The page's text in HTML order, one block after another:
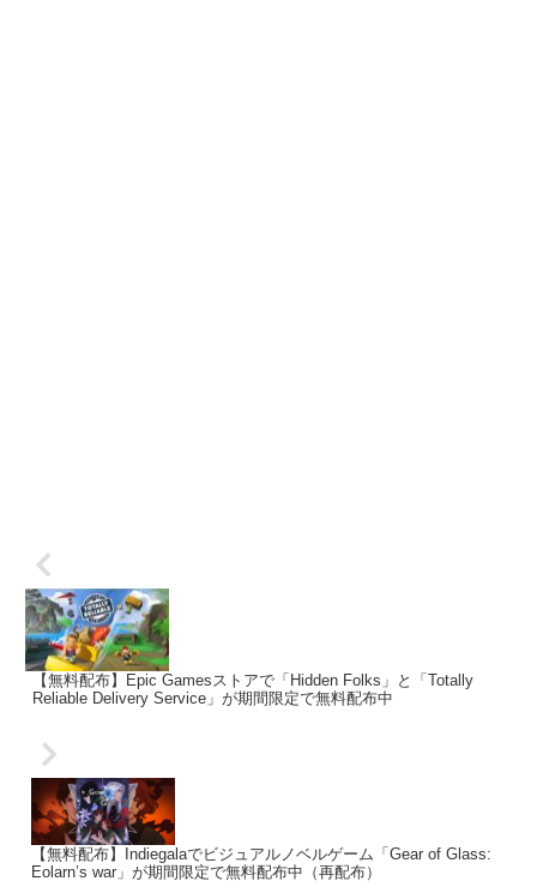
【無料配布】Epic Gamesストアで「Hidden Folks」と「Totally
Reliable Delivery Service」が期間限定で無料配布中
【無料配布】Indiegalaでビジュアルノベルゲーム「Gear of Glass:
Eolarn’s war」が期間限定で無料配布中（再配布）